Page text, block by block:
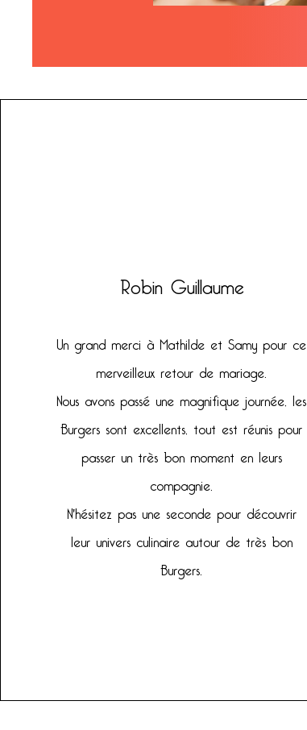
Robin Guillaume
Un grand merci à Mathilde et Samy pour ce
merveilleux retour de mariage.
Nous avons passé une magnifique journée, les
Burgers sont excellents, tout est réunis pour
passer un très bon moment en leurs
compagnie.
N'hésitez pas une seconde pour découvrir
leur univers culinaire autour de très bon
Burgers.